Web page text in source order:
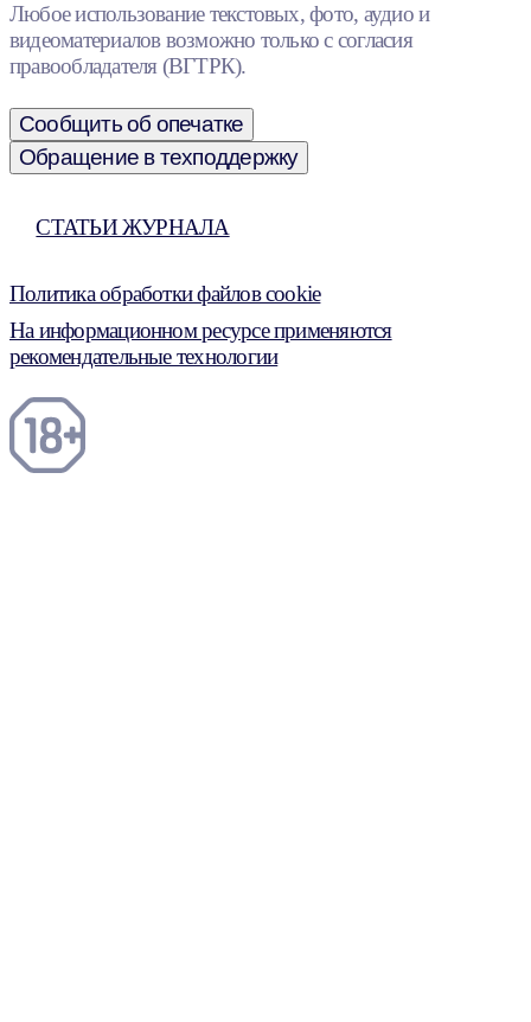
Любое использование текстовых, фото, аудио и
видеоматериалов возможно только с согласия
правообладателя (ВГТРК).
Сообщить об опечатке
Обращение в техподдержку
СТАТЬИ ЖУРНАЛА
Политика обработки файлов cookie
На информационном ресурсе применяются
рекомендательные технологии